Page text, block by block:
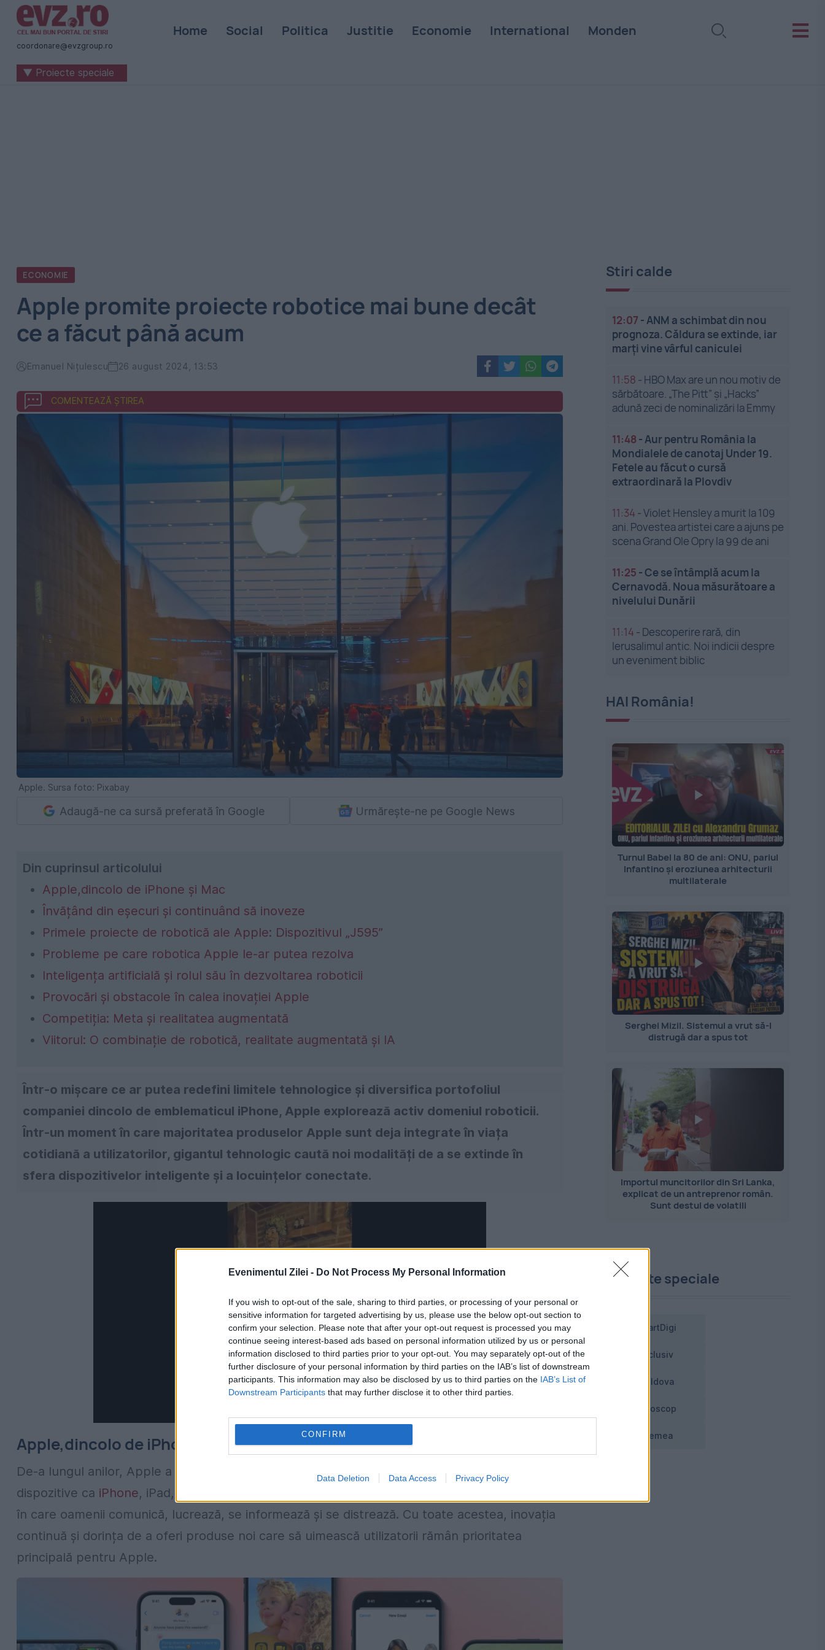
Evenimentul Zilei - Do Not Process My Personal Information
If you wish to opt-out of the sale, sharing to third parties, or processing of your personal or
sensitive information for targeted advertising by us, please use the below opt-out section to
confirm your selection. Please note that after your opt-out request is processed you may
continue seeing interest-based ads based on personal information utilized by us or personal
information disclosed to third parties prior to your opt-out. You may separately opt-out of the
further disclosure of your personal information by third parties on the IAB’s list of downstream
participants. This information may also be disclosed by us to third parties on the IAB’s List of
Downstream Participants that may further disclose it to other third parties.
CONFIRM
Data Deletion Data Access Privacy Policy
Știri
naționale
internaționale
coordonare@evzgroup.ro
Home Social Politica Justitie Economie International Monden
▼ Proiecte speciale
ECONOMIE
Apple promite proiecte robotice mai bune decât
ce a făcut până acum
Emanuel Nițulescu 26 august 2024, 13:53
COMENTEAZĂ ȘTIREA
Apple. Sursa foto: Pixabay
Adaugă-ne ca sursă preferată în Google Urmărește-ne pe Google News
Din cuprinsul articolului
Apple,dincolo de iPhone și Mac
Învățând din eșecuri și continuând să inoveze
Primele proiecte de robotică ale Apple: Dispozitivul „J595”
Probleme pe care robotica Apple le-ar putea rezolva
Inteligența artificială și rolul său în dezvoltarea roboticii
Provocări și obstacole în calea inovației Apple
Competiția: Meta și realitatea augmentată
Viitorul: O combinație de robotică, realitate augmentată și IA
Într-o mișcare ce ar putea redefini limitele tehnologice și diversifica portofoliul
companiei dincolo de emblematicul iPhone, Apple explorează activ domeniul roboticii.
Într-un moment în care majoritatea produselor Apple sunt deja integrate în viața
cotidiană a utilizatorilor, gigantul tehnologic caută noi modalități de a se extinde în
sfera dispozitivelor inteligente și a locuințelor conectate.
Apple,dincolo de iPhone și Mac
De-a lungul anilor, Apple a reușit să devină o prezență dominantă în viețile utilizatorilor
dispozitive ca iPhone, iPad, Apple Watch și MacBook. Aceste produse au revoluționat modul
în care oamenii comunică, lucrează, se informează și se distrează. Cu toate acestea, inovația
continuă și dorința de a oferi produse noi care să uimească utilizatorii rămân prioritatea
principală pentru Apple.
Stiri calde
12:07 -ANM a schimbat din nou
prognoza. Căldura se extinde, iar
marți vine vârful caniculei
11:58 - HBO Max are un nou motiv de
sărbătoare. „The Pitt” și „Hacks”
adună zeci de nominalizări la Emmy
11:48 -Aur pentru România la
Mondialele de canotaj Under 19.
Fetele au făcut o cursă
extraordinară la Plovdiv
11:34 -Violet Hensley a murit la 109
ani. Povestea artistei care a ajuns pe
scena Grand Ole Opry la 99 de ani
11:25 -Ce se întâmplă acum la
Cernavodă. Noua măsurătoare a
nivelului Dunării
11:14 - Descoperire rară, din
Ierusalimul antic. Noi indicii despre
un eveniment biblic
HAI România!
Turnul Babel la 80 de ani: ONU, pariul
Infantino și eroziunea arhitecturii
multilaterale
Serghei Mizil. Sistemul a vrut să-l
distrugă dar a spus tot
Importul muncitorilor din Sri Lanka,
explicat de un antreprenor român.
Sunt destul de volatili
Proiecte speciale
SmartDigi
Exclusiv
Moldova
Horoscop
Vremea